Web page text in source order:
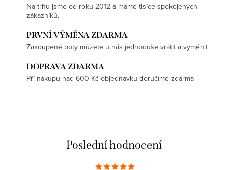
Na trhu jsme od roku 2012 a máme tisíce spokojených
zákazníků.
PRVNÍ VÝMĚNA ZDARMA
Zakoupené boty můžete u nás jednoduše vrátit a vyměnit
DOPRAVA ZDARMA
Pří nákupu nad 600 Kč objednávku doručíme zdarma
Poslední hodnocení